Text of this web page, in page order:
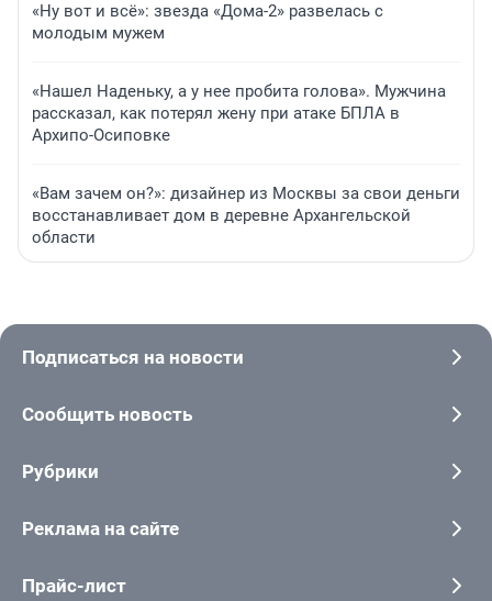
«Ну вот и всё»: звезда «Дома-2» развелась с
молодым мужем
«Нашел Наденьку, а у нее пробита голова». Мужчина
рассказал, как потерял жену при атаке БПЛА в
Архипо-Осиповке
«Вам зачем он?»: дизайнер из Москвы за свои деньги
восстанавливает дом в деревне Архангельской
области
Подписаться на новости
Сообщить новость
Рубрики
Реклама на сайте
Прайс-лист